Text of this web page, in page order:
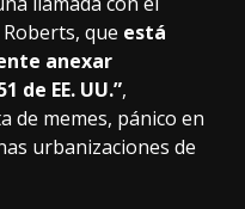
que está
anexar
de EE. UU.”,
de memes, pánico en
urbanizaciones de